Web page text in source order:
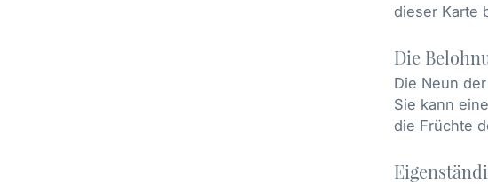
dieser Karte
Die
Die Neun
Sie kann
die Früchte